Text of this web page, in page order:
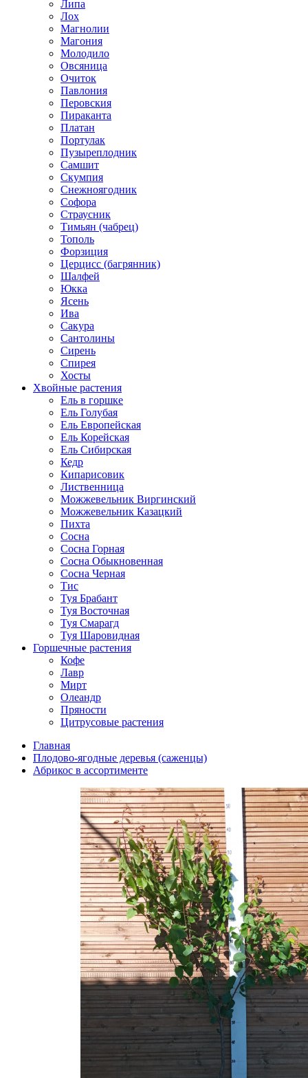
Липа
Лох
Магнолии
Магония
Молодило
Овсяница
Очиток
Павлония
Перовския
Пираканта
Платан
Портулак
Пузыреплодник
Самшит
Скумпия
Снежноягодник
Софора
Страусник
Тимьян (чабрец)
Тополь
Форзиция
Церцисс (багрянник)
Шалфей
Юкка
Ясень
Ива
Сакура
Сантолины
Сирень
Спирея
Хосты
Хвойные растения
Ель в горшке
Ель Голубая
Ель Европейская
Ель Корейская
Ель Сибирская
Кедр
Кипарисовик
Лиственница
Можжевельник Виргинский
Можжевельник Казацкий
Пихта
Сосна
Сосна Горная
Сосна Обыкновенная
Сосна Черная
Тис
Туя Брабант
Туя Восточная
Туя Смарагд
Туя Шаровидная
Горшечные растения
Кофе
Лавр
Мирт
Олеандр
Пряности
Цитрусовые растения
Главная
Плодово-ягодные деревья (саженцы)
Абрикос в ассортименте